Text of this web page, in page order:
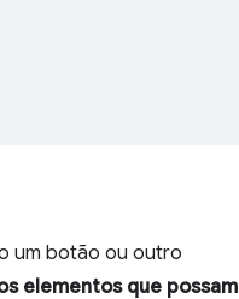
um botão ou outro
elementos que possam